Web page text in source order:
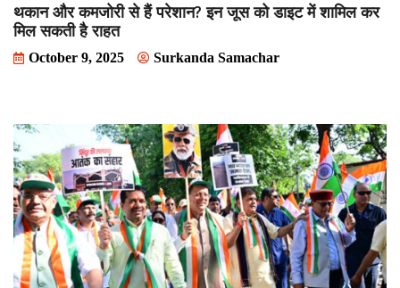
थकान और कमजोरी से हैं परेशान? इन जूस को डाइट में शामिल कर
मिल सकती है राहत
October 9, 2025 Surkanda Samachar